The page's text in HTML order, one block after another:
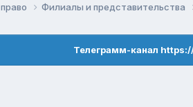
Филиалы и представительства
Телеграмм-канал